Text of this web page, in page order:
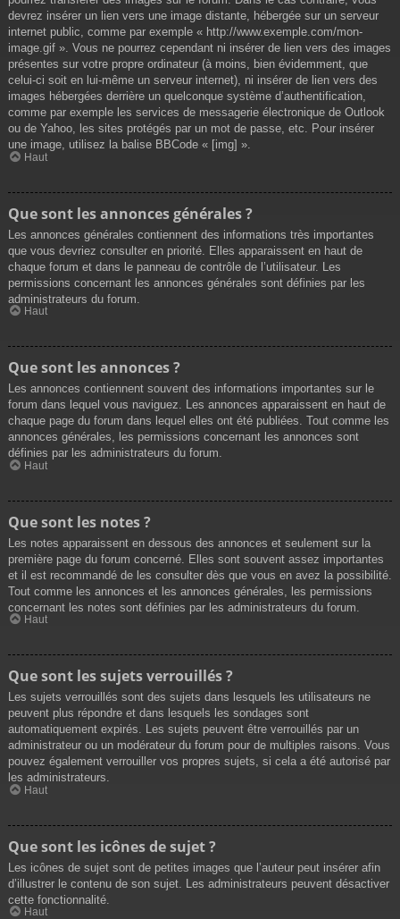
devrez insérer un lien vers une image distante, hébergée sur un serveur
internet public, comme par exemple « http://www.exemple.com/mon-
image.gif ». Vous ne pourrez cependant ni insérer de lien vers des images
présentes sur votre propre ordinateur (à moins, bien évidemment, que
celui-ci soit en lui-même un serveur internet), ni insérer de lien vers des
images hébergées derrière un quelconque système d’authentification,
comme par exemple les services de messagerie électronique de Outlook
ou de Yahoo, les sites protégés par un mot de passe, etc. Pour insérer
une image, utilisez la balise BBCode « [img] ».
Haut
Que sont les annonces générales ?
Les annonces générales contiennent des informations très importantes
que vous devriez consulter en priorité. Elles apparaissent en haut de
chaque forum et dans le panneau de contrôle de l’utilisateur. Les
permissions concernant les annonces générales sont définies par les
administrateurs du forum.
Haut
Que sont les annonces ?
Les annonces contiennent souvent des informations importantes sur le
forum dans lequel vous naviguez. Les annonces apparaissent en haut de
chaque page du forum dans lequel elles ont été publiées. Tout comme les
annonces générales, les permissions concernant les annonces sont
définies par les administrateurs du forum.
Haut
Que sont les notes ?
Les notes apparaissent en dessous des annonces et seulement sur la
première page du forum concerné. Elles sont souvent assez importantes
et il est recommandé de les consulter dès que vous en avez la possibilité.
Tout comme les annonces et les annonces générales, les permissions
concernant les notes sont définies par les administrateurs du forum.
Haut
Que sont les sujets verrouillés ?
Les sujets verrouillés sont des sujets dans lesquels les utilisateurs ne
peuvent plus répondre et dans lesquels les sondages sont
automatiquement expirés. Les sujets peuvent être verrouillés par un
administrateur ou un modérateur du forum pour de multiples raisons. Vous
pouvez également verrouiller vos propres sujets, si cela a été autorisé par
les administrateurs.
Haut
Que sont les icônes de sujet ?
Les icônes de sujet sont de petites images que l’auteur peut insérer afin
d’illustrer le contenu de son sujet. Les administrateurs peuvent désactiver
cette fonctionnalité.
Haut